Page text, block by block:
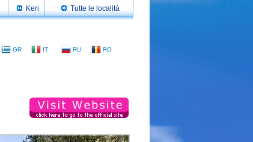
Keri Tutte le località
GR IT RU RO